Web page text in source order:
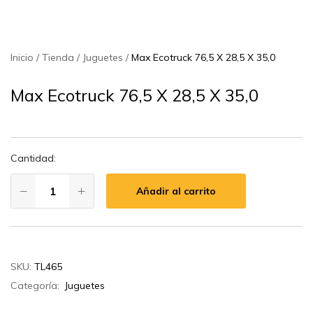
Inicio Tienda Juguetes Max Ecotruck 76,5 X 28,5 X 35,0
Max Ecotruck 76,5 X 28,5 X 35,0
Cantidad:
Añadir al carrito
SKU: TL465
Categoría: Juguetes